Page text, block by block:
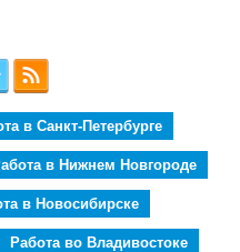
в Санкт-Петербурге
в Нижнем Новгороде
в Новосибирске
Работа во Владивостоке